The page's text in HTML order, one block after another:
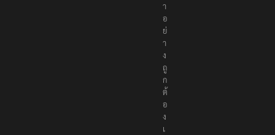
า
อ
ย่
า
ง
ถู
ก
ต้
อ
ง
เ